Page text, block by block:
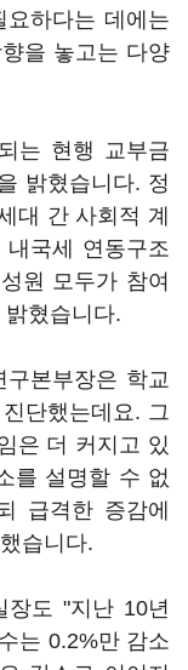
하다는 데에는
을 놓고는 다양
는 현행 교부금
밝혔습니다. 정
대 간 사회적 계
국세 연동구조
원 모두가 참여
혔습니다.
구본부장은 학교
단했는데요. 그
은 더 커지고 있
를 설명할 수 없
급격한 증감에
습니다.
장도 "지난 10년
는 0.2%만 감소